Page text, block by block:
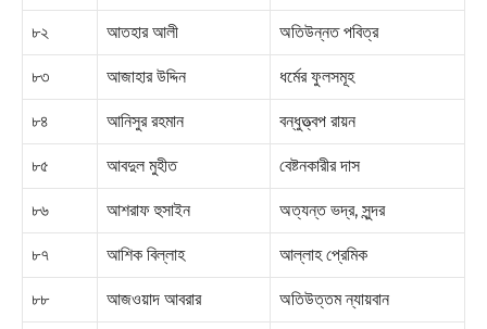
৮২ আতহার আলী অতিউন্নত পবিত্র
৮৩ আজাহার উদ্দিন ধর্মের ফুলসমূহ
৮৪ আনিসুর রহমান বন্ধুত্ত্বপ রায়ন
৮৫ আবদুল মুহীত বেষ্টনকারীর দাস
৮৬ আশরাফ হুসাইন অত্যন্ত ভদ্র, সুন্দর
৮৭ আশিক বিল্লাহ আল্লাহ প্রেমিক
৮৮ আজওয়াদ আবরার অতিউত্তম ন্যায়বান